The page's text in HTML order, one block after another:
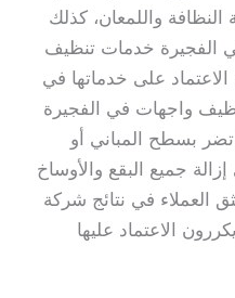
واللمعان، كذلك
الفجيرة خدمات تنظيف
على خدماتها في
واجهات في الفجيرة
تضر بسطح المباني أو
جميع البقع والأوساخ
العملاء في نتائج شركة
الاعتماد عليها